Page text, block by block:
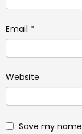
Email *
Website
Save my